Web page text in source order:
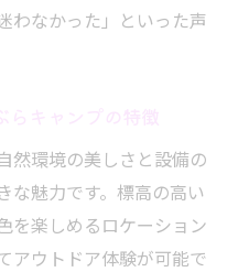
わなかった」といった声
然環境の美しさと設備の
な魅力です。標高の高い
を楽しめるロケーション
アウトドア体験が可能で